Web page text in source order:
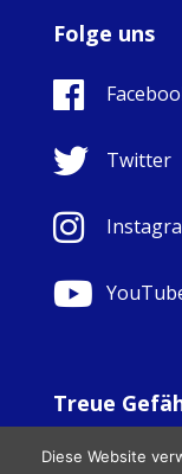
Folge uns
Twitter
Treue
All Rights
Diese Website